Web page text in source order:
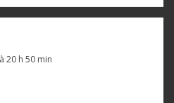
20 h 50 min